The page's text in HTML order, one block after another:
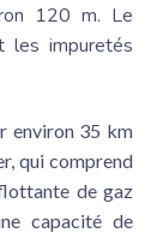
120 m. Le
les impuretés
environ 35 km
qui comprend
de gaz
capacité de